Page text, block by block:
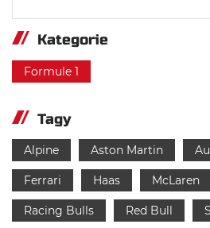
Kategorie
Formule 1
Tagy
Alpine Aston Martin
Ferrari Haas McLaren
Racing Bulls Red Bull